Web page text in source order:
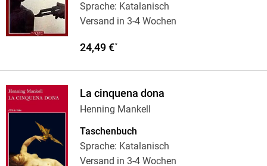
Sprache: Katalanisch
Versand in 3-4 Wochen
24,49 €*
La cinquena dona
Henning Mankell
Taschenbuch
Sprache: Katalanisch
Versand in 3-4 Wochen